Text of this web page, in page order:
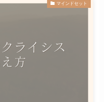
マインドセット